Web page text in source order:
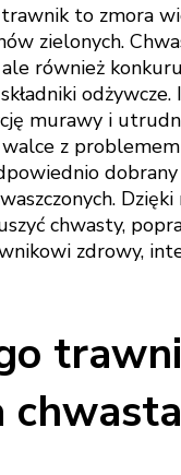
trawnik to zmora
zielonych.
również
odżywcze.
murawy i
z
chwasty,
zdrowy,